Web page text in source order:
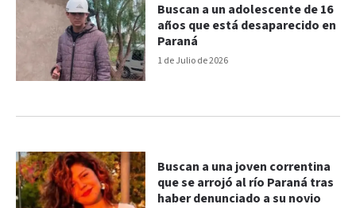
1 de Julio de 2026
Buscan a un adolescente de 16
años que está desaparecido en
Paraná
Buscan a una joven correntina
que se arrojó al río Paraná tras
haber denunciado a su novio